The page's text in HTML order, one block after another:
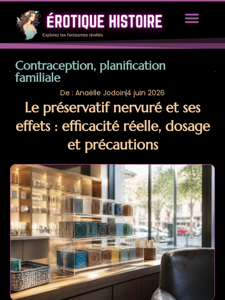
Contraception, planification
familiale
De : Anaëlle Jodoin4 juin 2026
Le préservatif nervuré et ses
effets : efficacité réelle, dosage
et précautions